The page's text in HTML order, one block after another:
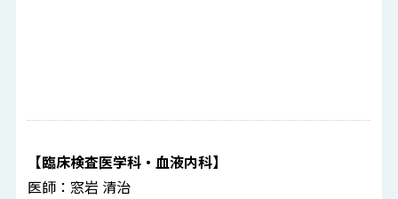
【臨床検査医学科・血液内科】
医師：窓岩 清治